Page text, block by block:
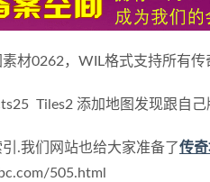
材0262，WIL格式支持所有传
Tiles2 添加地图发现跟自己
.我们网站也给大家准备了传
505.html